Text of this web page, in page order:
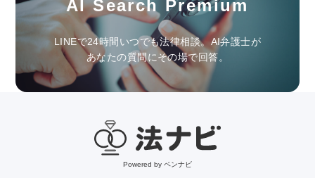
AI Search Premium
LINEで24時間いつでも法律相談。AI弁護士が
あなたの質問にその場で回答。
Powered by ベンナビ